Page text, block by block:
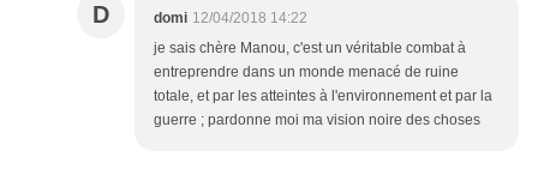
D domi 12/04/2018 14:22
je sais chère Manou, c'est un véritable combat à
entreprendre dans un monde menacé de ruine
totale, et par les atteintes à l'environnement et par la
guerre ; pardonne moi ma vision noire des choses